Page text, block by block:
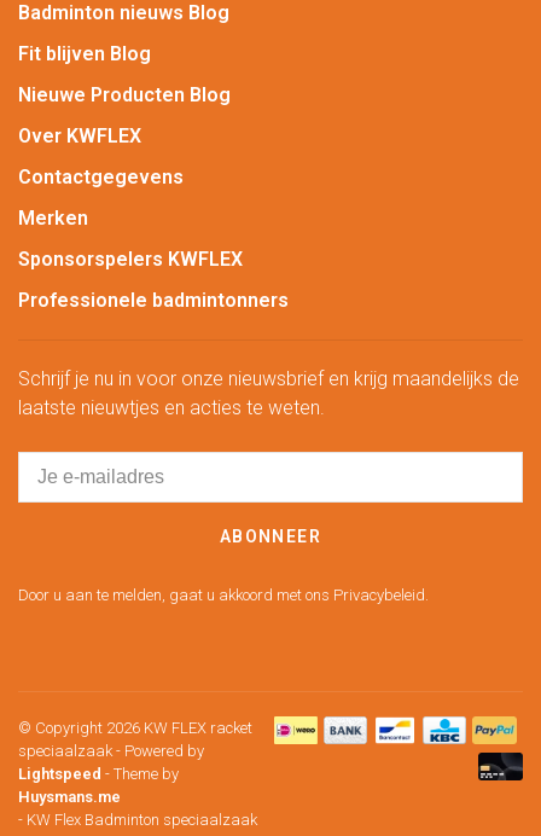
Badminton nieuws Blog
Fit blijven Blog
Nieuwe Producten Blog
Over KWFLEX
Contactgegevens
Merken
Sponsorspelers KWFLEX
Professionele badmintonners
Schrijf je nu in voor onze nieuwsbrief en krijg maandelijks de
laatste nieuwtjes en acties te weten.
ABONNEER
Door u aan te melden, gaat u akkoord met ons Privacybeleid.
© Copyright 2026 KW FLEX racket
speciaalzaak - Powered by
Lightspeed - Theme by
Huysmans.me
- KW Flex Badminton speciaalzaak